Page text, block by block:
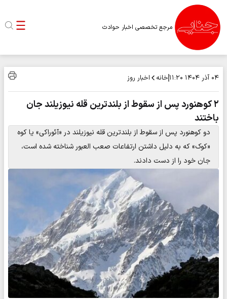
مرجع تخصصی اخبار حوادث
۰۴ آذر ۱۴۰۴ ۱۱:۲۰ خانه اخبار روز
۲ کوهنورد پس از سقوط از بلندترین قله نیوزیلند جان
باختند
دو کوهنورد پس از سقوط از بلندترین قله نیوزیلند در «آئوراکی» یا کوه
«کوک» که به دلیل داشتن ارتفاعات صعب العبور شناخته شده است،
جان خود را از دست دادند.